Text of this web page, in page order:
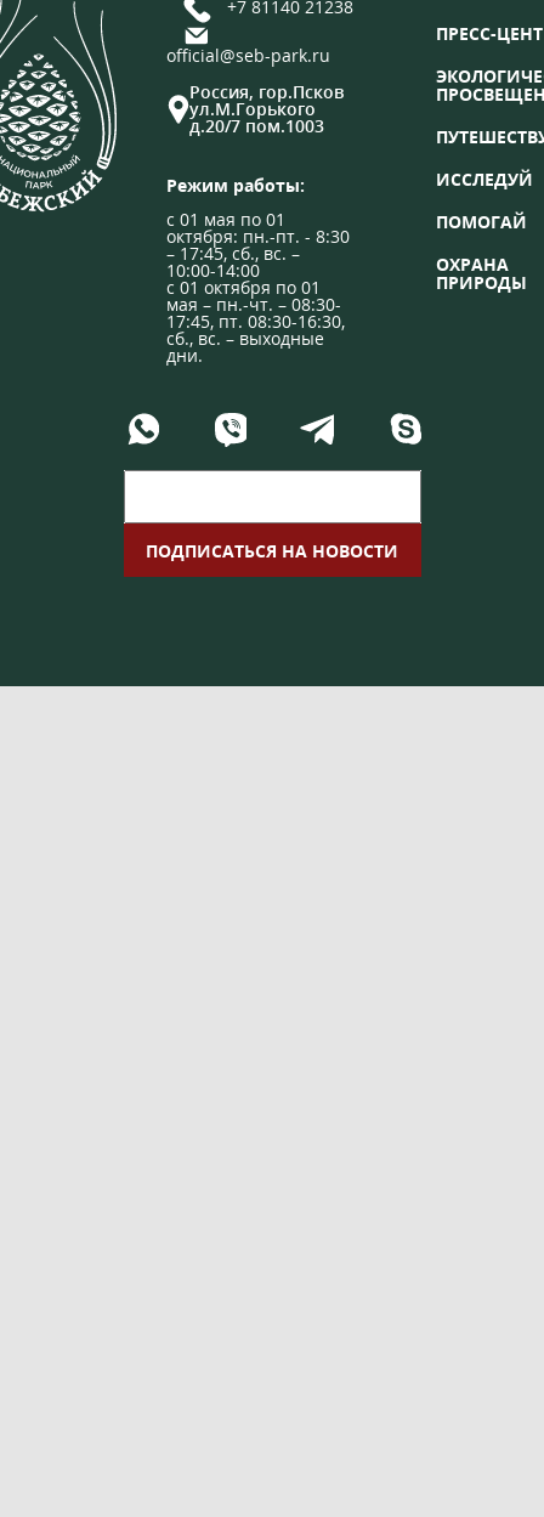
+7 81140 21238
official@seb-park.ru
Россия, гор.Псков
ул.М.Горького
д.20/7 пом.1003
Режим работы:
с 01 мая по 01
октября: пн.-пт. - 8:30
– 17:45, сб., вс. –
10:00-14:00
с 01 октября по 01
мая – пн.-чт. – 08:30-
17:45, пт. 08:30-16:30,
сб., вс. – выходные
дни.
ПРЕСС-
ИССЛЕДУЙ
ПОМОГАЙ
ОХРАНА
ПРИРОДЫ